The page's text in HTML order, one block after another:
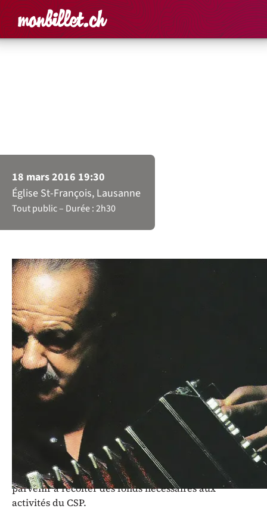
Accueil Rechercher un
Panier
18 mars 2016 19:30
Église St-François, Lausanne
Tout public Durée : 2h30
La nef de l’église Saint-François
vibrera aux sons cadencés du
Tango et de la musique argentine…
« L’esprit sainf - une oasis dans la ville » est bien placé
au cœur de Lausanne pour mesurer les problèmes
sociaux de notre société. C’est pour cette raison qu’il
organise une soirée de soutien au profit du Centre
Social Protestant. En mettant gratuitement ses
services à disposition, en partageant ses listes de
contacts et en mobilisant son réseau, « L’esprit sainf »
espère faire de cette soirée un beau succès et
parvenir à récolter des fonds nécessaires aux
activités du CSP.